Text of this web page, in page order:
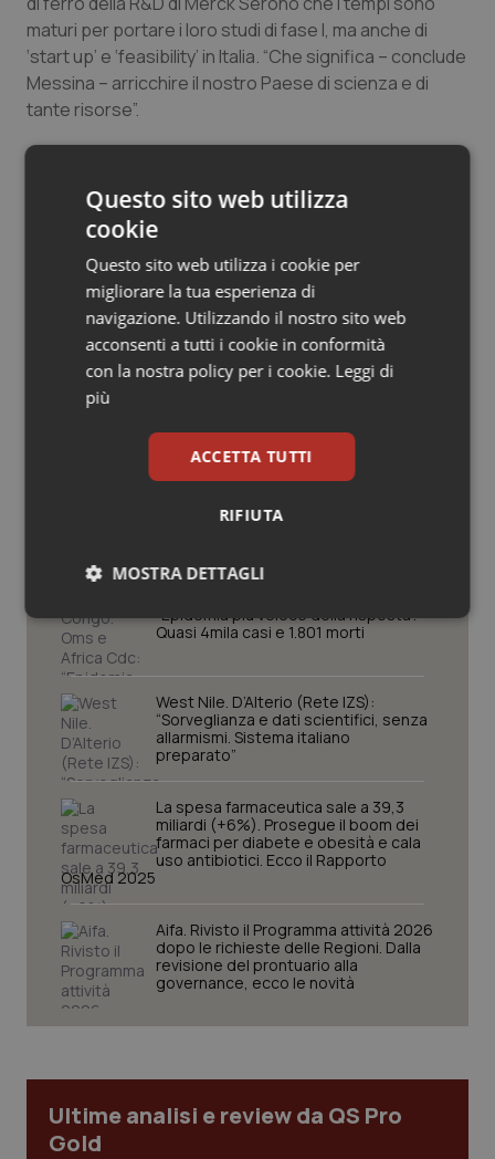
Salute orale & impianti
Sangue & coagulazione
Tiroide
Tumore al seno
Tumore ovarico
Tumori del Polmone & Testa Collo
Tumori gastrointestinali
Ulcera & Reflusso
maturi per portare i loro studi di fase I, ma anche di
‘start up’ e ‘feasibility’ in Italia. “Che significa – conclude
Messina – arricchire il nostro Paese di scienza e di
tante risorse”.
Maria Rita Montebelli
10 Gennaio 2014
© Riproduzione riservata
Potrebbe interessarti in
Scienza e Farmaci
“Epidemia più veloce della risposta”.
Quasi 4mila casi e 1.801 morti
West Nile. D’Alterio (Rete IZS):
“Sorveglianza e dati scientifici, senza
allarmismi. Sistema italiano
preparato”
La spesa farmaceutica sale a 39,3
miliardi (+6%). Prosegue il boom dei
farmaci per diabete e obesità e cala
uso antibiotici. Ecco il Rapporto
OsMed 2025
Aifa. Rivisto il Programma attività 2026
dopo le richieste delle Regioni. Dalla
revisione del prontuario alla
governance, ecco le novità
Ultime analisi e review da QS Pro
Gold
Questo sito web utilizza
cookie
Questo sito web utilizza i cookie per
migliorare la tua esperienza di
navigazione. Utilizzando il nostro sito web
acconsenti a tutti i cookie in conformità
con la nostra policy per i cookie. Leggi di
più
ACCETTA TUTTI
RIFIUTA
MOSTRA DETTAGLI
Necessari Statistici Marketing
I cookie necessari contribuiscono a rendere fruibile il
sito web abilitandone funzionalità di base quali la
navigazione sulle pagine e l'accesso alle aree
protette del sito. Il sito web non è in grado di
funzionare correttamente senza questi cookie.
Dominio
VISITOR_PRIVACY_METADATA
YouTube
.youtube.com